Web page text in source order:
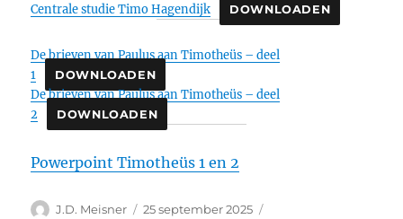
Centrale studie Timo Hagendijk DOWNLOADEN
De brieven van Paulus aan Timotheüs – deel
1
DOWNLOADEN
De brieven van Paulus aan Timotheüs – deel
2
DOWNLOADEN
Powerpoint Timotheüs 1 en 2
Auteur
J.D. Meisner
Geplaatst
25 september 2025